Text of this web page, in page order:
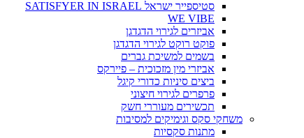
סטיספייר ישראל SATISFYER IN ISRAEL
WE VIBE
אביזרים לגירוי הדגדגן
פוקט רוקט לגירוי הדגדגן
בשמים למשיכת גברים
אביזרי מין מזכוכית – פיירקס
ביצים סיניות כדורי קיגל
פרפרים לגירוי חיצוני
תכשירים מעוררי חשק
משחקי סקס וגימיקים למסיבות
מתנות סקסיות